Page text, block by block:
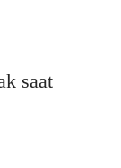
saat